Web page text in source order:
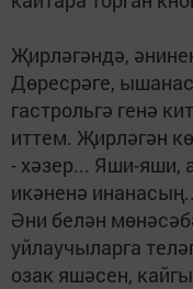
Җирләгәндә,
Дөресрәге,
гастрольгә генә
иттем. Җирләгән
- хәзер... Яши-
икәненә
Әни белән
уйлаучыларга
озак яшәсен,